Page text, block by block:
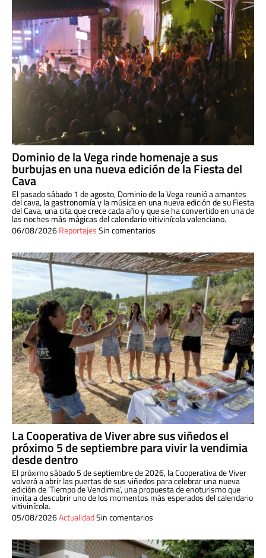
Dominio de la Vega rinde homenaje a sus
burbujas en una nueva edición de la Fiesta del
Cava
El pasado sábado 1 de agosto, Dominio de la Vega reunió a amantes
del cava, la gastronomía y la música en una nueva edición de su Fiesta
del Cava, una cita que crece cada año y que se ha convertido en una de
las noches más mágicas del calendario vitivinícola valenciano.
06/08/2026ReportajesSin comentarios
La Cooperativa de Viver abre sus viñedos el
próximo 5 de septiembre para vivir la vendimia
desde dentro
El próximo sábado 5 de septiembre de 2026, la Cooperativa de Viver
volverá a abrir las puertas de sus viñedos para celebrar una nueva
edición de ‘Tiempo de Vendimia’, una propuesta de enoturismo que
invita a descubrir uno de los momentos más esperados del calendario
vitivinícola.
05/08/2026ActualidadSin comentarios